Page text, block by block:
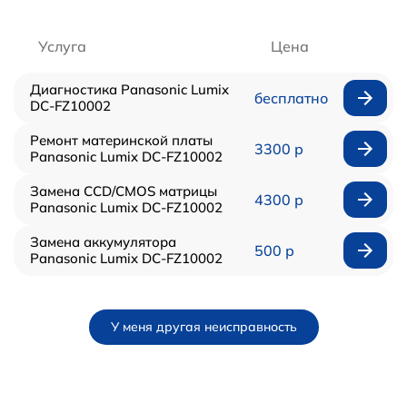
Услуга Цена
Диагностика Panasonic Lumix
DC-FZ10002
бесплатно
Ремонт материнской платы
Panasonic Lumix DC-FZ10002
3300 р
Замена CCD/CMOS матрицы
Panasonic Lumix DC-FZ10002
4300 р
Замена аккумулятора
Panasonic Lumix DC-FZ10002
500 р
У меня другая неисправность